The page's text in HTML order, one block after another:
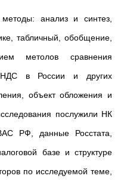
анализ и синтез,
табличный, обобщение,
метолов сравнения
НДС в России и других
объект обложения и
послужили НК
РФ, данные Росстата,
базе и структуре
по исследуемой теме,